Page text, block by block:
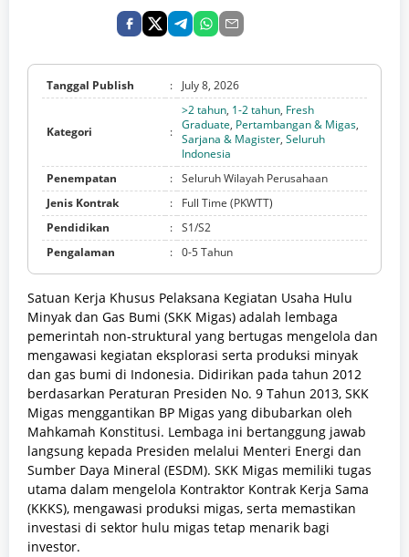
Tanggal Publish : July 8, 2026
Kategori :
>2 tahun, 1-2 tahun, Fresh
Graduate, Pertambangan & Migas,
Sarjana & Magister, Seluruh
Indonesia
Penempatan
: Seluruh Wilayah Perusahaan
Jenis Kontrak
:
Full Time (PKWTT)
Pendidikan
: S1/S2
Pengalaman
: 0-5 Tahun
Satuan Kerja Khusus Pelaksana Kegiatan Usaha Hulu
Minyak dan Gas Bumi (SKK Migas) adalah lembaga
pemerintah non-struktural yang bertugas mengelola dan
mengawasi kegiatan eksplorasi serta produksi minyak
dan gas bumi di Indonesia. Didirikan pada tahun 2012
berdasarkan Peraturan Presiden No. 9 Tahun 2013, SKK
Migas menggantikan BP Migas yang dibubarkan oleh
Mahkamah Konstitusi. Lembaga ini bertanggung jawab
langsung kepada Presiden melalui Menteri Energi dan
Sumber Daya Mineral (ESDM). SKK Migas memiliki tugas
utama dalam mengelola Kontraktor Kontrak Kerja Sama
(KKKS), mengawasi produksi migas, serta memastikan
investasi di sektor hulu migas tetap menarik bagi
investor.